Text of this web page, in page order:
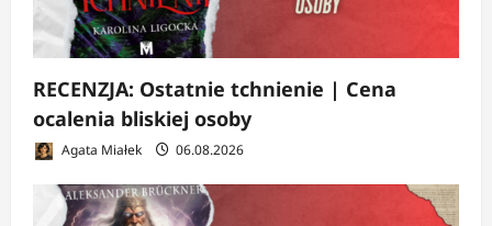
RECENZJA: Ostatnie tchnienie | Cena
ocalenia bliskiej osoby
Agata Miałek 06.08.2026